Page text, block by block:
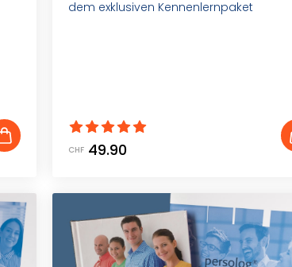
dem exklusiven Kennenlernpaket
CHF 49.90